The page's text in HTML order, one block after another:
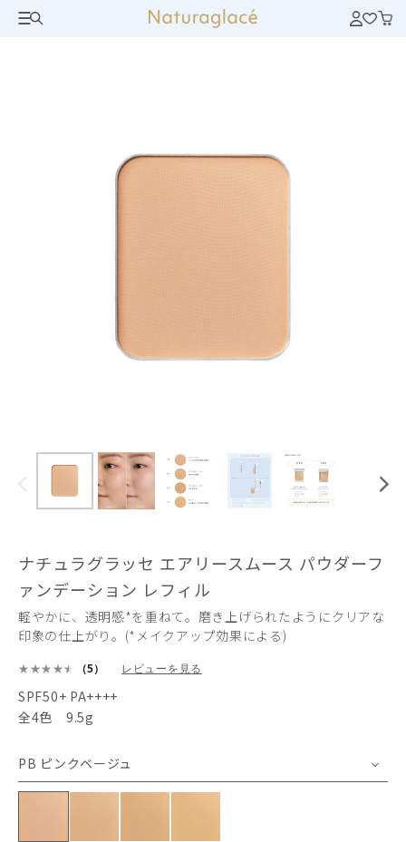
ナチュラグラッセ エアリースムース パウダーフ
ァンデーション レフィル
軽やかに、透明感*を重ねて。磨き上げられたようにクリアな
印象の仕上がり。(*メイクアップ効果による)
（5） レビューを見る
SPF50+ PA++++
全4色 9.5g
PB ピンクベージュ